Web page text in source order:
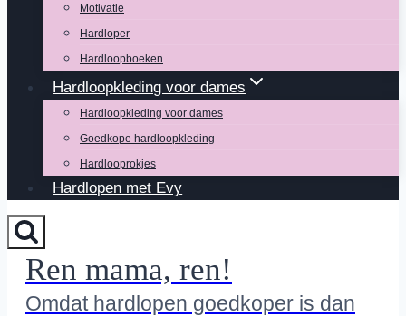
Motivatie
Hardloper
Hardloopboeken
Hardloopkleding voor dames
Hardloopkleding voor dames
Goedkope hardloopkleding
Hardlooprokjes
Hardlopen met Evy
Ren mama, ren!
Omdat hardlopen goedkoper is dan